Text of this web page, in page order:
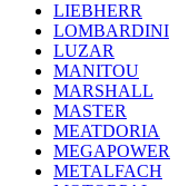
LIEBHERR
LOMBARDINI
LUZAR
MANITOU
MARSHALL
MASTER
MEATDORIA
MEGAPOWER
METALFACH